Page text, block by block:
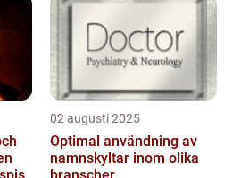
02 augusti 2025
Optimal användning av
namnskyltar inom olika